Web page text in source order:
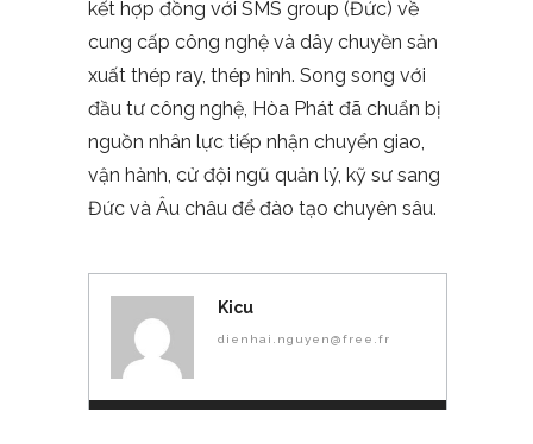
kết hợp đồng với SMS group (Đức) về
cung cấp công nghệ và dây chuyền sản
xuất thép ray, thép hình. Song song với
đầu tư công nghệ, Hòa Phát đã chuẩn bị
nguồn nhân lực tiếp nhận chuyển giao,
vận hành, cử đội ngũ quản lý, kỹ sư sang
Đức và Âu châu để đào tạo chuyên sâu.
Kicu
dienhai.nguyen@free.fr